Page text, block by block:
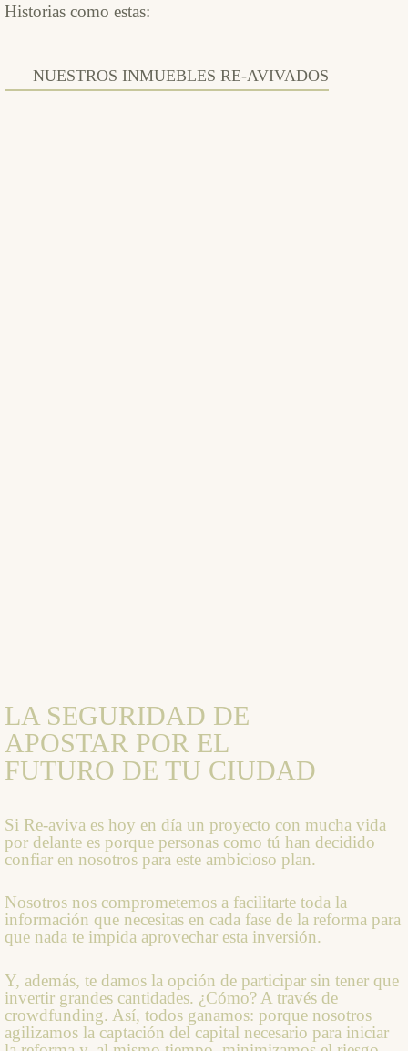
Historias como estas:
NUESTROS INMUEBLES RE-AVIVADOS
LA SEGURIDAD DE
APOSTAR POR EL
FUTURO DE TU CIUDAD
Si Re-aviva es hoy en día un proyecto con mucha vida
por delante es porque personas como tú han decidido
confiar en nosotros para este ambicioso plan.
Nosotros nos comprometemos a facilitarte toda la
información que necesitas en cada fase de la reforma para
que nada te impida aprovechar esta inversión.
Y, además, te damos la opción de participar sin tener que
invertir grandes cantidades. ¿Cómo? A través de
crowdfunding. Así, todos ganamos: porque nosotros
agilizamos la captación del capital necesario para iniciar